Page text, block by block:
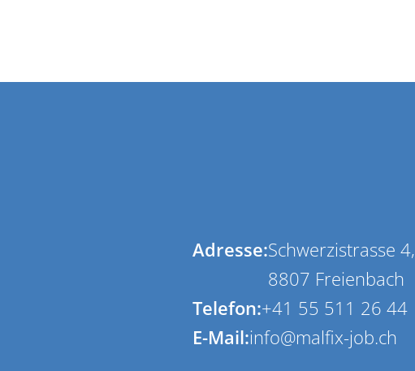
Adresse:Schwerzistrasse 4,
8807 Freienbach
Telefon:+41 55 511 26 44
E-Mail:info@malfix-job.ch